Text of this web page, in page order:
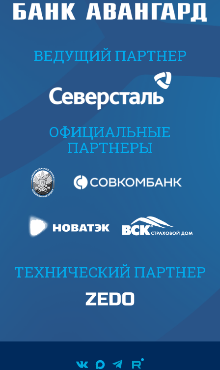
ВЕДУЩИЙ ПАРТНЕР
ОФИЦИАЛЬНЫЕ
ПАРТНЕРЫ
ТЕХНИЧЕСКИЙ ПАРТНЕР